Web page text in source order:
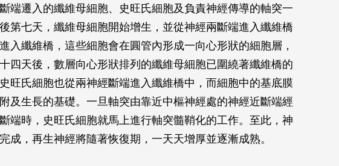
端遷入的纖維母細胞、史旺氏細胞及負責神經傳導的軸突一
第七天，纖維母細胞開始增生，並從神經兩斷端進入纖維橋
入纖維橋，這些細胞會在圓管內形成一向心形狀的細胞層，
四天後，數層向心形狀排列的纖維母細胞已圍繞著纖維橋的
旺氏細胞也從兩神經斷端進入纖維橋中，而細胞中的基底膜
及生長的基礎。一旦軸突由靠近中樞神經處的神經近斷端經
端時，史旺氏細胞就馬上進行軸突髓鞘化的工作。至此，神
成，再生神經將隨著恢復期，一天天增厚並逐漸成熟。